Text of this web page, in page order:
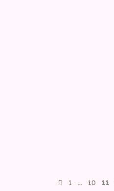
1 … 10 11